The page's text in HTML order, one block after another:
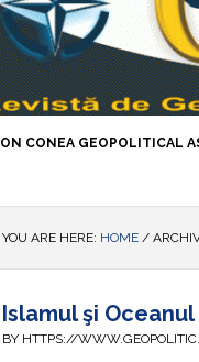
ION CONEA GEOPOLITICAL
YOU ARE HERE: HOME /
Islamul şi
BY HTTPS://